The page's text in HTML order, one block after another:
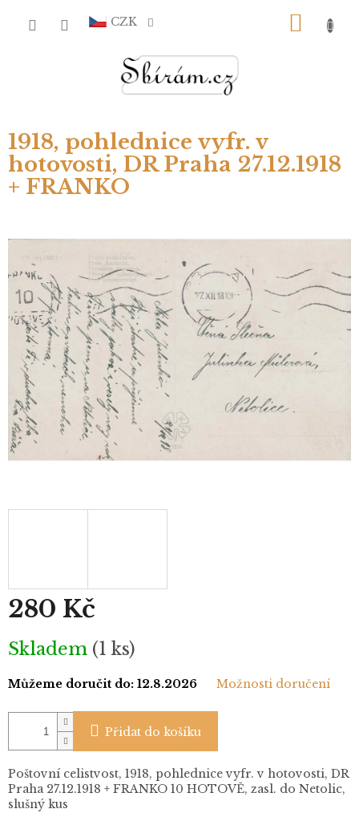
CZK
1918, pohlednice vyfr. v
hotovosti, DR Praha 27.12.1918
+ FRANKO
280 Kč
Měrná
cena:
Skladem (1 ks)
Můžeme doručit do: 12.8.2026 Možnosti doručení
Přidat do košíku
Poštovní celistvost, 1918, pohlednice vyfr. v hotovosti, DR
Praha 27.12.1918 + FRANKO 10 HOTOVĚ, zasl. do Netolic,
slušný kus